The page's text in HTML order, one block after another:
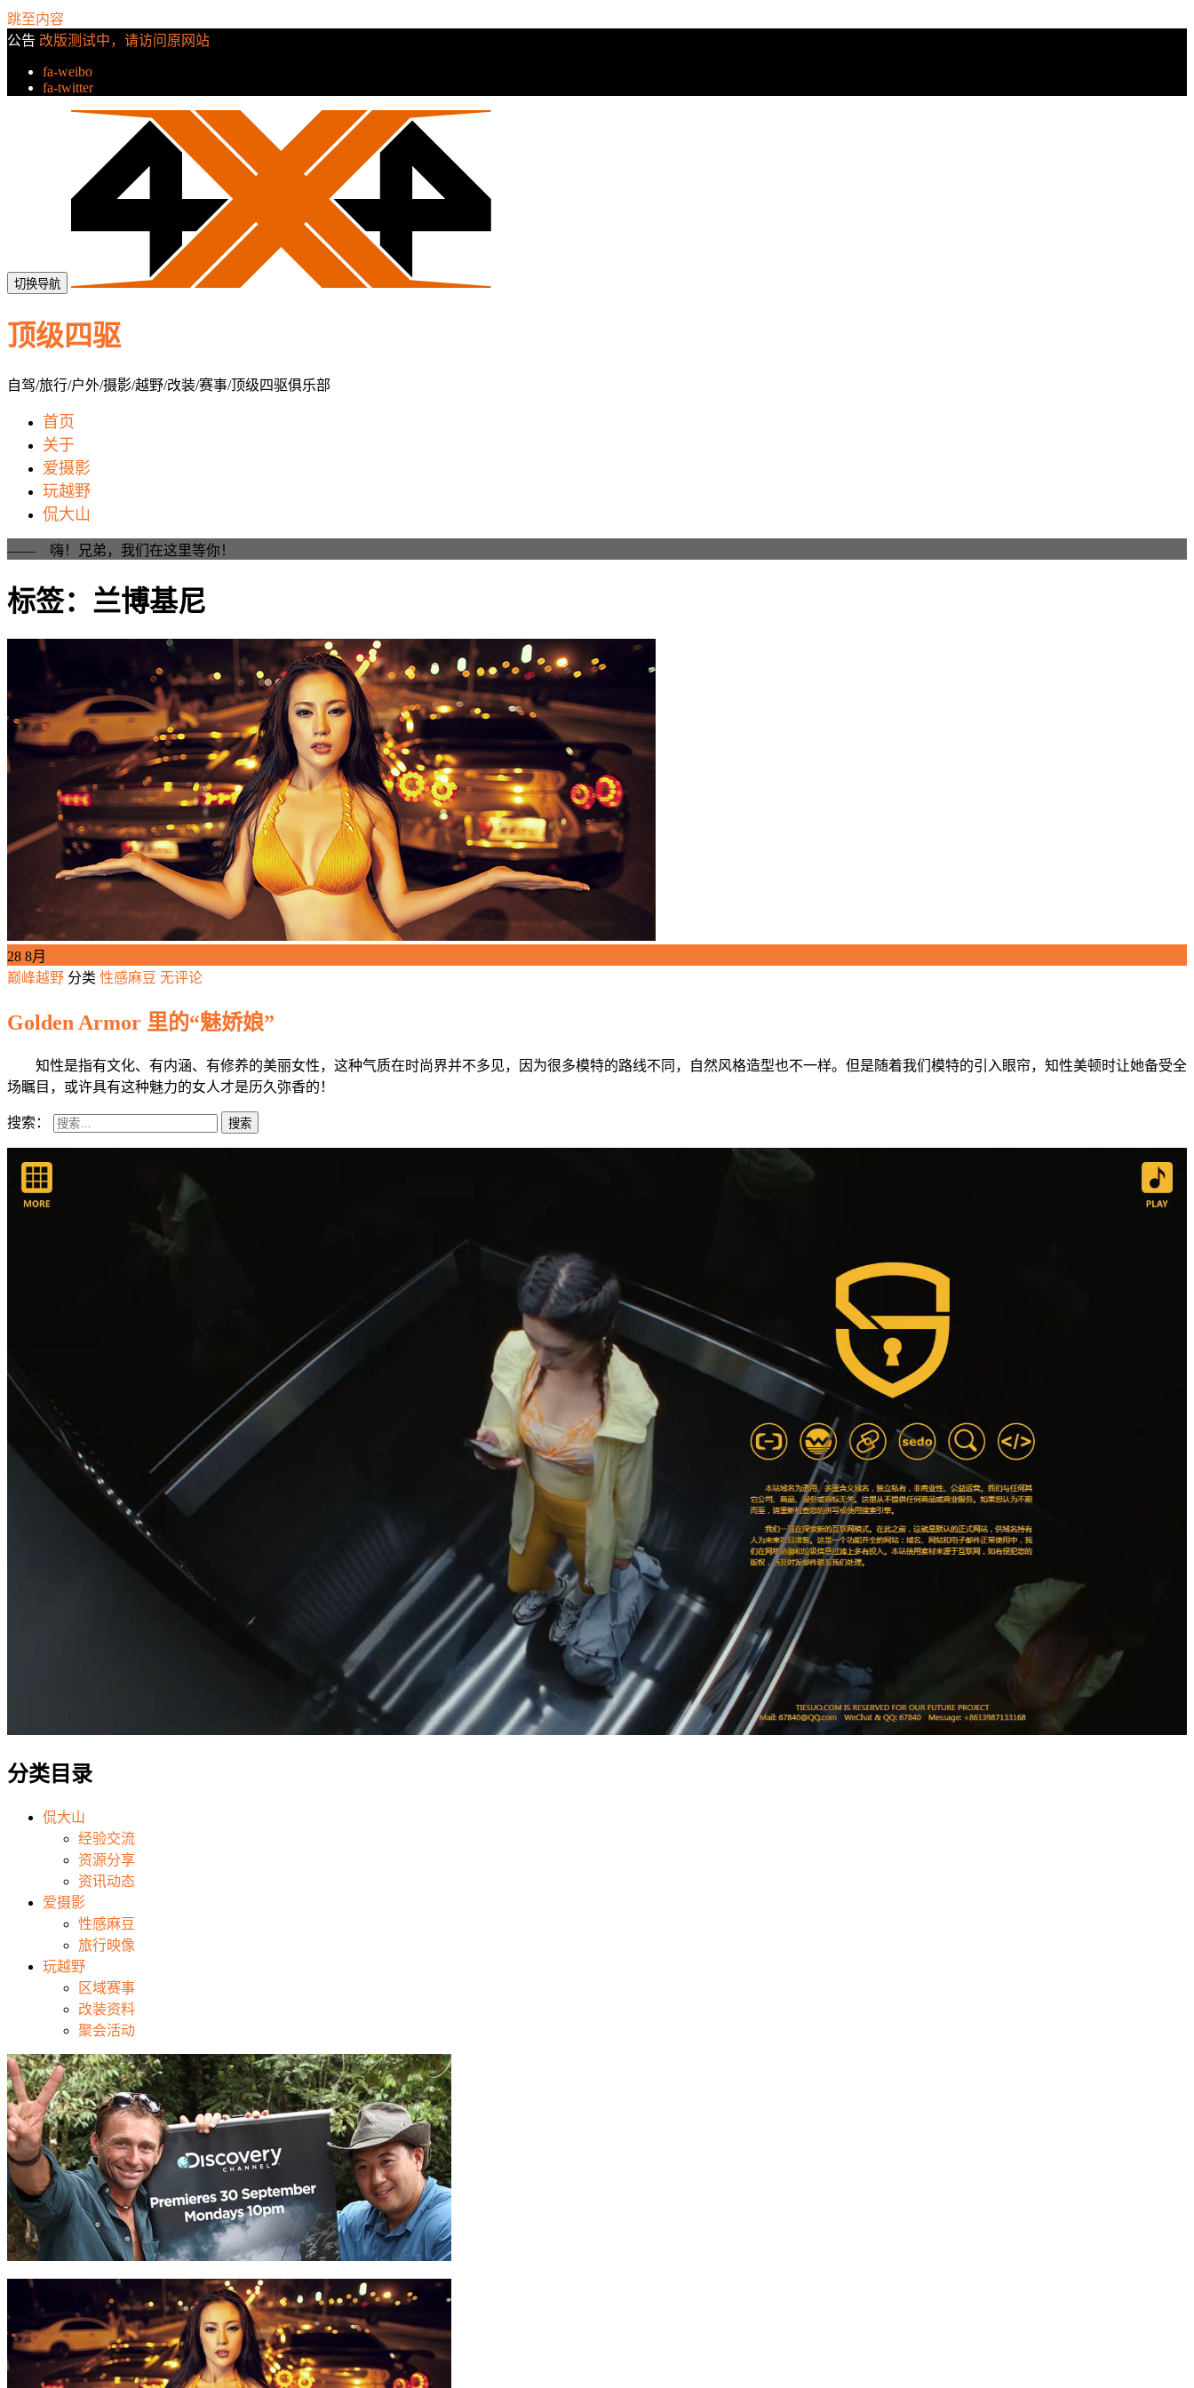
跳至内容
公告 改版测试中，请访问原网站
fa-weibo
fa-twitter
切换导航
顶级四驱
自驾/旅行/户外/摄影/越野/改装/赛事/顶级四驱俱乐部
首页
关于
爱摄影
玩越野
侃大山
—— 嗨！兄弟，我们在这里等你！
标签：兰博基尼
28 8月
巅峰越野 分类 性感麻豆 无评论
Golden Armor 里的“魅娇娘”
知性是指有文化、有内涵、有修养的美丽女性，这种气质在时尚界并不多见，因为很多模特的路线不同，自然风格造型也不一样。但是随着我们模特的引入眼帘，知性美顿时让她备受全
场瞩目，或许具有这种魅力的女人才是历久弥香的！
搜索：
分类目录
侃大山
经验交流
资源分享
资讯动态
爱摄影
性感麻豆
旅行映像
玩越野
区域赛事
改装资料
聚会活动